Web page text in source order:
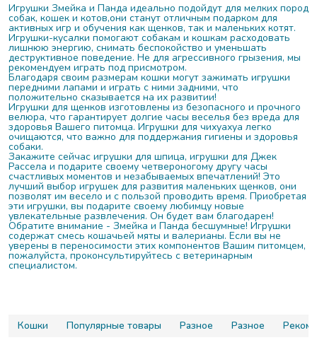
Игрушки Змейка и Панда идеально подойдут для мелких пород
собак, кошек и котов,они станут отличным подарком для
активных игр и обучения как щенков, так и маленьких котят.
Игрушки-кусалки помогают собакам и кошкам расходовать
лишнюю энергию, снимать беспокойство и уменьшать
деструктивное поведение. Не для агрессивного грызения, мы
рекомендуем играть под присмотром.
Благодаря своим размерам кошки могут зажимать игрушки
передними лапами и играть с ними задними, что
положительно сказывается на их развитии!
Игрушки для щенков изготовлены из безопасного и прочного
велюра, что гарантирует долгие часы веселья без вреда для
здоровья Вашего питомца. Игрушки для чихуахуа легко
очищаются, что важно для поддержания гигиены и здоровья
собаки.
Закажите сейчас игрушки для шпица, игрушки для Джек
Рассела и подарите своему четвероногому другу часы
счастливых моментов и незабываемых впечатлений! Это
лучший выбор игрушек для развития маленьких щенков, они
позволят им весело и с пользой проводить время. Приобретая
эти игрушки, вы подарите своему любимцу новые
увлекательные развлечения. Он будет вам благодарен!
Обратите внимание - Змейка и Панда бесшумные! Игрушки
содержат смесь кошачьей мяты и валерианы. Если вы не
уверены в переносимости этих компонентов Вашим питомцем,
пожалуйста, проконсультируйтесь с ветеринарным
специалистом.
Кошки Популярные товары Разное Разное